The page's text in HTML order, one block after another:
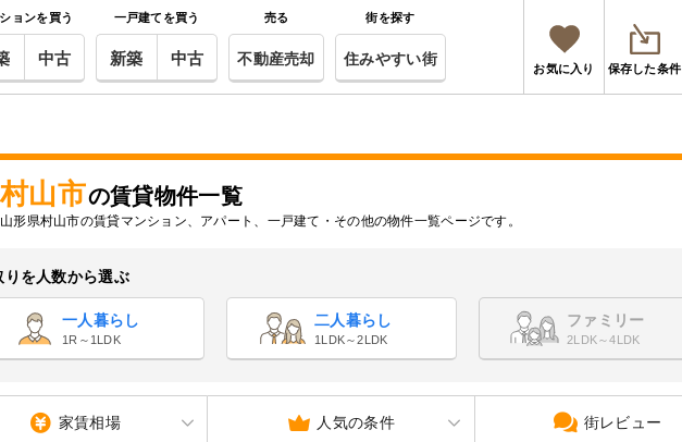
ョンを買う
中古
一戸建てを買う
新築 中古
売る
不動産売却
街を探す
住みやすい街
お気に入り 保存した条件
村山市の賃貸物件一覧
山形県村山市の賃貸マンション、アパート、一戸建て・その他の物件一覧ページです。
りを人数から選ぶ
一人暮らし
1R～1LDK
二人暮らし
1LDK～2LDK
ファミリー
2LDK～4LDK
家賃相場 人気の条件 街レビュー